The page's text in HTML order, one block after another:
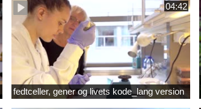
04:42
fedtceller, gener og livets kode_lang version